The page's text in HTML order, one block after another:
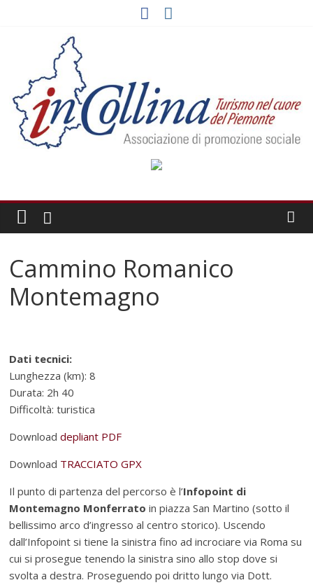
Cammino Romanico
Montemagno
Dati tecnici:
Lunghezza (km): 8
Durata: 2h 40
Difficoltà: turistica
Downloaddepliant PDF
Download TRACCIATO GPX
Il punto di partenza del percorso è l’Infopoint di
Montemagno Monferrato in piazza San Martino (sotto il
bellissimo arco d’ingresso al centro storico). Uscendo
dall’Infopoint si tiene la sinistra fino ad incrociare via Roma su
cui si prosegue tenendo la sinistra sino allo stop dove si
svolta a destra. Proseguendo poi dritto lungo via Dott.